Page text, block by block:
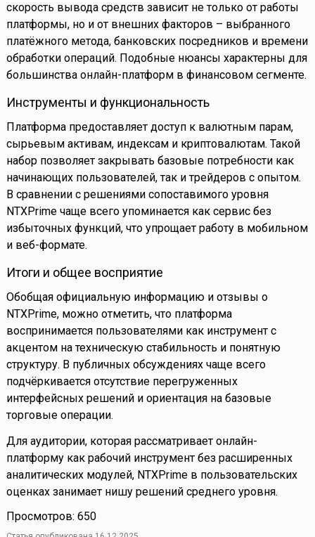
скорость вывода средств зависит не только от работы
платформы, но и от внешних факторов – выбранного
платёжного метода, банковских посредников и времени
обработки операций. Подобные нюансы характерны для
большинства онлайн-платформ в финансовом сегменте.
Инструменты и функциональность
Платформа предоставляет доступ к валютным парам,
сырьевым активам, индексам и криптовалютам. Такой
набор позволяет закрывать базовые потребности как
начинающих пользователей, так и трейдеров с опытом.
В сравнении с решениями сопоставимого уровня
NTXPrime чаще всего упоминается как сервис без
избыточных функций, что упрощает работу в мобильном
и веб-формате.
Итоги и общее восприятие
Обобщая официальную информацию и отзывы о
NTXPrime, можно отметить, что платформа
воспринимается пользователями как инструмент с
акцентом на техническую стабильность и понятную
структуру. В публичных обсуждениях чаще всего
подчёркивается отсутствие перегруженных
интерфейсных решений и ориентация на базовые
торговые операции.
Для аудитории, которая рассматривает онлайн-
платформу как рабочий инструмент без расширенных
аналитических модулей, NTXPrime в пользовательских
оценках занимает нишу решений среднего уровня.
Просмотров: 650